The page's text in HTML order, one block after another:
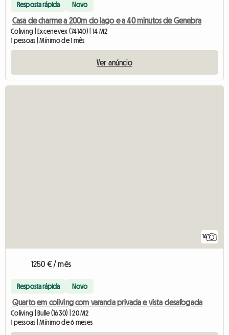
Resposta rápida Novo
Casa de charme a 200m do lago e a 40 minutos de Genebra
Coliving | Excenevex (74140) | 14 M2
1 pessoas | Mínimo de 1 mês
Ver anúncio
16
1250 € / mês
Resposta rápida Novo
Quarto em coliving com varanda privada e vista desafogada
Coliving | Bulle (1630) | 20 M2
1 pessoas | Mínimo de 6 meses